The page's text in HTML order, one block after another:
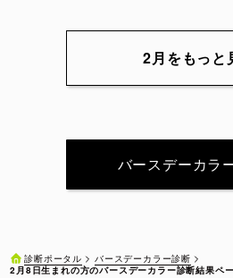
2月をもっと
2月7日 2月8日
バースデーカラ
診断ポータル
バースデーカラー診断
2月8日生まれの方のバースデーカラー診断結果ペ